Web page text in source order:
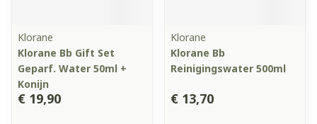
Klorane
Klorane Bb Gift Set
Geparf. Water 50ml +
Konijn
€ 19,90
Klorane
Klorane Bb
Reinigingswater 500ml
€ 13,70